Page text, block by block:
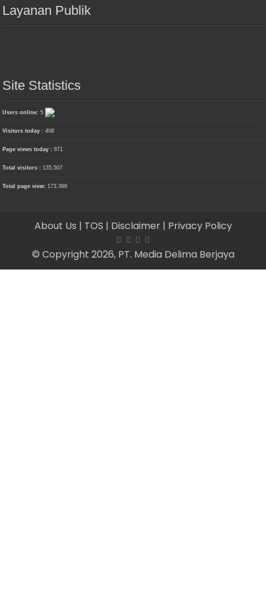
Layanan Publik
Site Statistics
Users online:5
Visitors today :408
Page views today :871
Total visitors : 135,507
Total page view: 173,399
About Us | TOS | Disclaimer | Privacy Policy
© Copyright 2026, PT. Media Delima Berjaya